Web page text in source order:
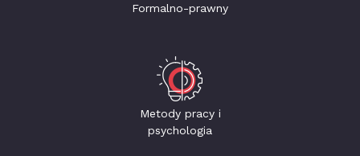
Formalno-prawny
Metody pracy i
psychologia